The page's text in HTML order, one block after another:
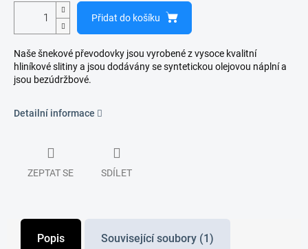
Přidat do košíku
Naše šnekové převodovky jsou vyrobené z vysoce kvalitní
hliníkové slitiny a jsou dodávány se syntetickou olejovou náplní a
jsou bezúdržbové.
Detailní informace
ZEPTAT SE SDÍLET
Popis Související soubory (1)